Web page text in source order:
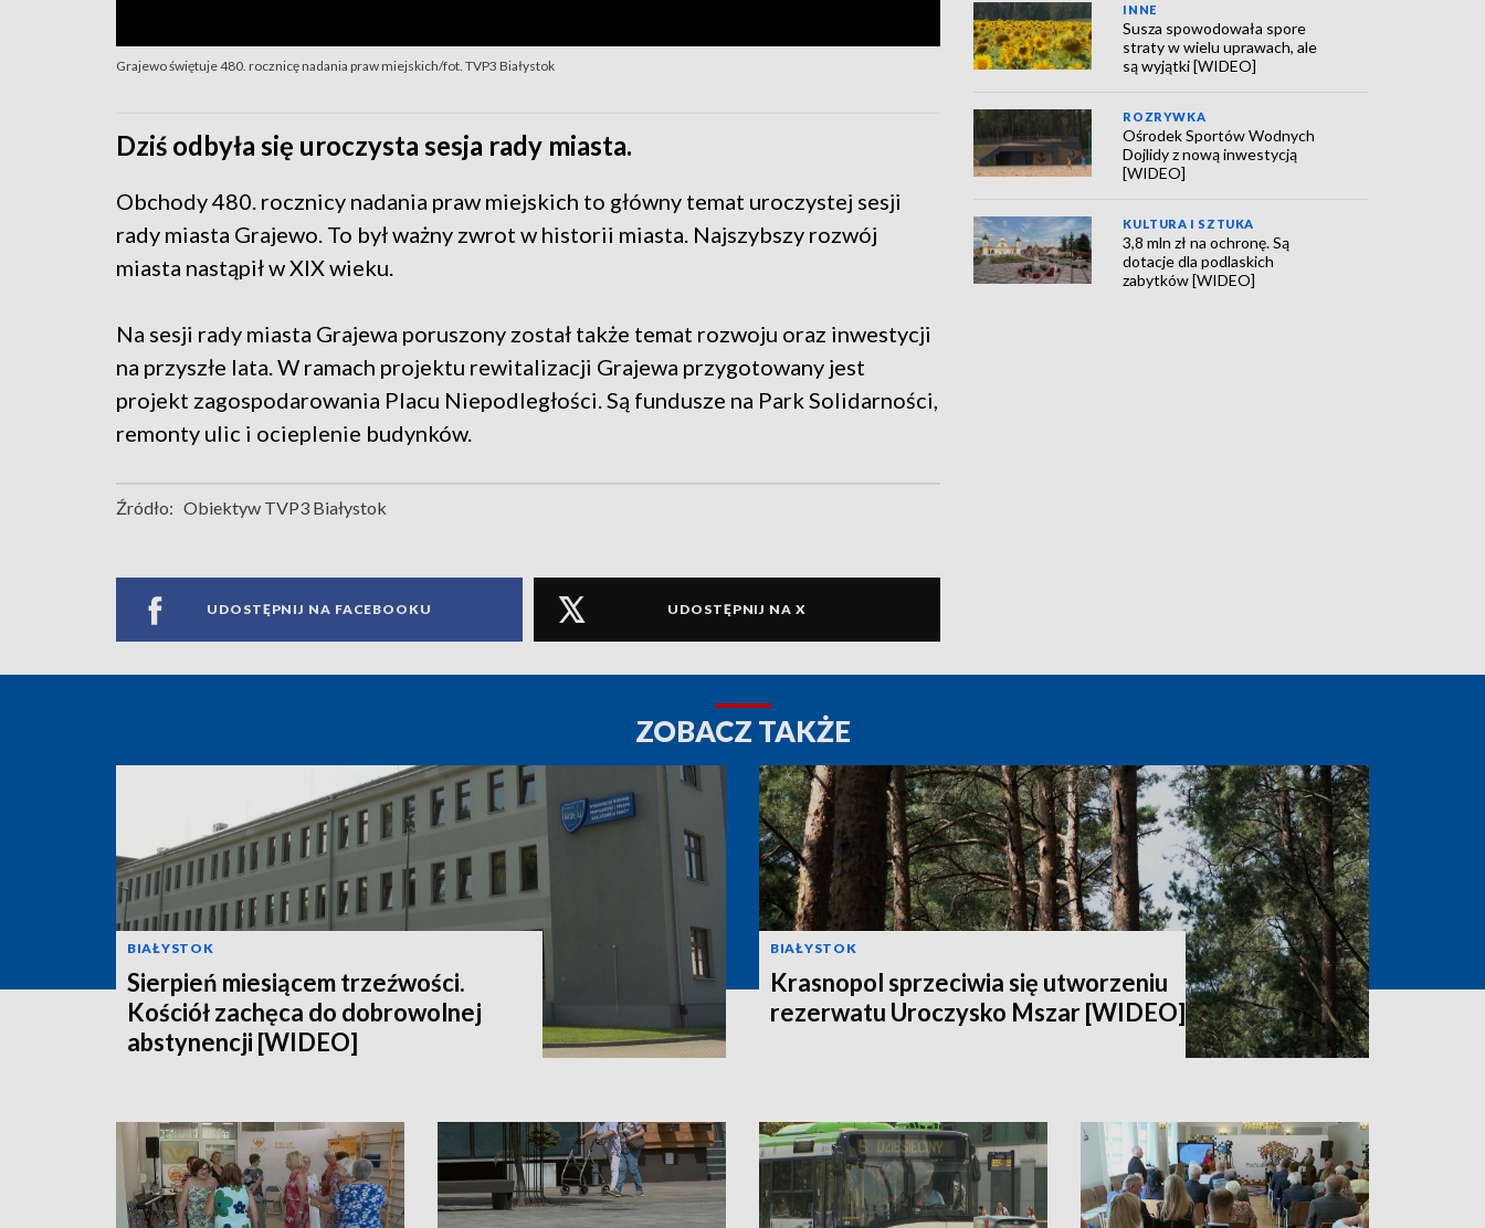
Grajewo świętuje 480. rocznicę nadania praw miejskich/fot. TVP3 Białystok
Dziś odbyła się uroczysta sesja rady miasta.
Obchody 480. rocznicy nadania praw miejskich to główny temat uroczystej sesji
rady miasta Grajewo. To był ważny zwrot w historii miasta. Najszybszy rozwój
miasta nastąpił w XIX wieku.
Na sesji rady miasta Grajewa poruszony został także temat rozwoju oraz inwestycji
na przyszłe lata. W ramach projektu rewitalizacji Grajewa przygotowany jest
projekt zagospodarowania Placu Niepodległości. Są fundusze na Park Solidarności,
remonty ulic i ocieplenie budynków.
Źródło: Obiektyw TVP3 Białystok
UDOSTĘPNIJ NA FACEBOOKU UDOSTĘPNIJ NA X
INNE
Susza spowodowała spore
straty w wielu uprawach, ale
są wyjątki [WIDEO]
ROZRYWKA
Ośrodek Sportów Wodnych
Dojlidy z nową inwestycją
[WIDEO]
KULTURA I SZTUKA
3,8 mln zł na ochronę. Są
dotacje dla podlaskich
zabytków [WIDEO]
ZOBACZ TAKŻE
BIAŁYSTOK
Sierpień miesiącem trzeźwości.
Kościół zachęca do dobrowolnej
abstynencji [WIDEO]
BIAŁYSTOK
Krasnopol sprzeciwia się utworzeniu
rezerwatu Uroczysko Mszar [WIDEO]